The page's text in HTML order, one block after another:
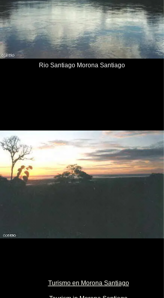
Turismo en Morona Santiago
Rio Santiago Morona Santiago